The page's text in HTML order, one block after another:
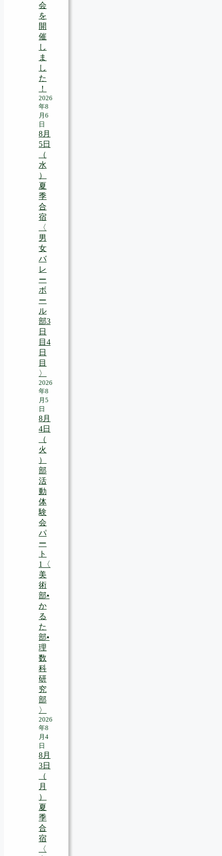
会
を
開
催
し
ま
し
た
！
2026
年8
月6
日
8月
5日
（
水
）
夏
季
合
宿
〈
男
女
バ
レ
ー
ボ
ー
ル
部3
日
目4
日
目
〉
2026
年8
月5
日
8月
4日
（
火
）
部
活
動
体
験
会
パ
ー
ト
1〈
美
術
部•
か
る
た
部•
理
数
科
研
究
部
〉
2026
年8
月4
日
8月
3日
（
月
）
夏
季
合
宿
〈